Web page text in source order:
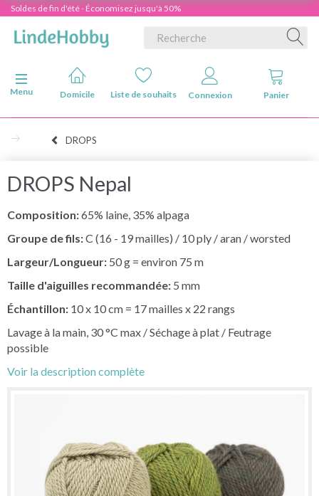
Soldes de fin d'été - Économisez jusqu'à 50%
Basculer la navigation
Menu
Domicile Liste de souhaits Connexion Panier
DROPS
DROPS Nepal
Composition:65% laine, 35% alpaga
Groupe de fils:C (16 - 19 mailles) / 10 ply / aran / worsted
Largeur/Longueur: 50 g = environ 75 m
Taille d'aiguilles recommandée: 5 mm
Échantillon: 10 x 10 cm = 17 mailles x 22 rangs
Lavage à la main, 30 °C max / Séchage à plat / Feutrage
possible
Voir la description complète